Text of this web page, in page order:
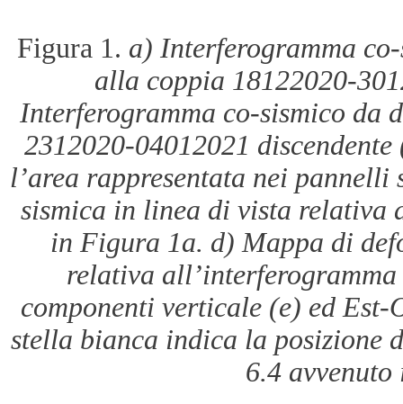
Figura 1. a) Interferogramma
alla coppia 18122020-
Interferogramma co-sismico da
2312020-04012021
l’area rappresentata nei
sismica in linea di vista relativa
in Figura 1a. d) Mappa di
relativa
componenti verticale (e) ed
stella bianca indica la posizione
6.4